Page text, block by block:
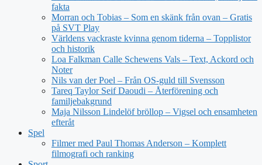
fakta
Morran och Tobias – Som en skänk från ovan – Gratis
på SVT Play
Världens vackraste kvinna genom tiderna – Topplistor
och historik
Loa Falkman Calle Schewens Vals – Text, Ackord och
Noter
Nils van der Poel – Från OS-guld till Svensson
Tareq Taylor Seif Daoudi – Återförening och
familjebakgrund
Maja Nilsson Lindelöf bröllop – Vigsel och ensamheten
efteråt
Spel
Filmer med Paul Thomas Anderson – Komplett
filmografi och ranking